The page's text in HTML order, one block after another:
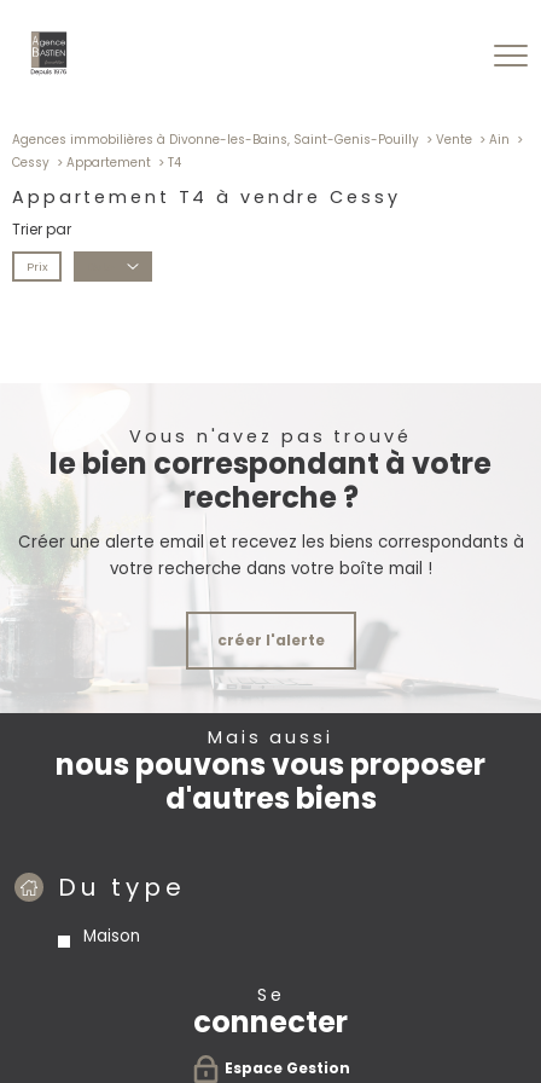
Agences immobilières à Divonne-les-Bains, Saint-Genis-Pouilly Vente
Ain
Cessy
Appartement T4
Appartement T4 à vendre Cessy
Trier par
Prix
Vous n'avez pas trouvé
le bien correspondant à votre
recherche ?
Créer une alerte email et recevez les biens correspondants à
votre recherche dans votre boîte mail !
créer l'alerte
Mais aussi
nous pouvons vous proposer
d'autres biens
Du type
Maison
se
connecter
Espace Gestion